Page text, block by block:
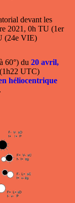
devant les
2021, 0h TU (1er
(24e VIE)
60°) du 20 avril,
UTC)
héliocentrique